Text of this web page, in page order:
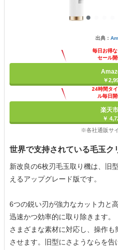
出典：
毎日お得
セール
￥
24時間タ
ル毎日
楽天
￥
※各社通販サ
世界で支持されている毛玉ク
新改良の6枚刃毛玉取り機は、旧
えるアップグレード版です。
6つの鋭い刃が強力なカット力と
迅速かつ効率的に取り除きます。
さまざまな素材に対応し、操作
させます。旧型にさようならを